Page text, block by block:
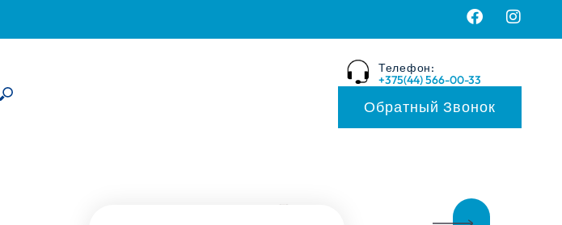
Телефон:
+375(44) 566-00-33
Обратный Звонок